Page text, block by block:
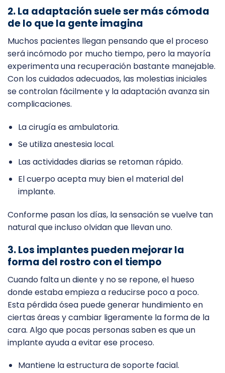
2. La adaptación suele ser más cómoda
de lo que la gente imagina
Muchos pacientes llegan pensando que el proceso
será incómodo por mucho tiempo, pero la mayoría
experimenta una recuperación bastante manejable.
Con los cuidados adecuados, las molestias iniciales
se controlan fácilmente y la adaptación avanza sin
complicaciones.
La cirugía es ambulatoria.
Se utiliza anestesia local.
Las actividades diarias se retoman rápido.
El cuerpo acepta muy bien el material del
implante.
Conforme pasan los días, la sensación se vuelve tan
natural que incluso olvidan que llevan uno.
3. Los implantes pueden mejorar la
forma del rostro con el tiempo
Cuando falta un diente y no se repone, el hueso
donde estaba empieza a reducirse poco a poco.
Esta pérdida ósea puede generar hundimiento en
ciertas áreas y cambiar ligeramente la forma de la
cara. Algo que pocas personas saben es que un
implante ayuda a evitar ese proceso.
Mantiene la estructura de soporte facial.